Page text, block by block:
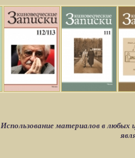
Использование материалов в любых